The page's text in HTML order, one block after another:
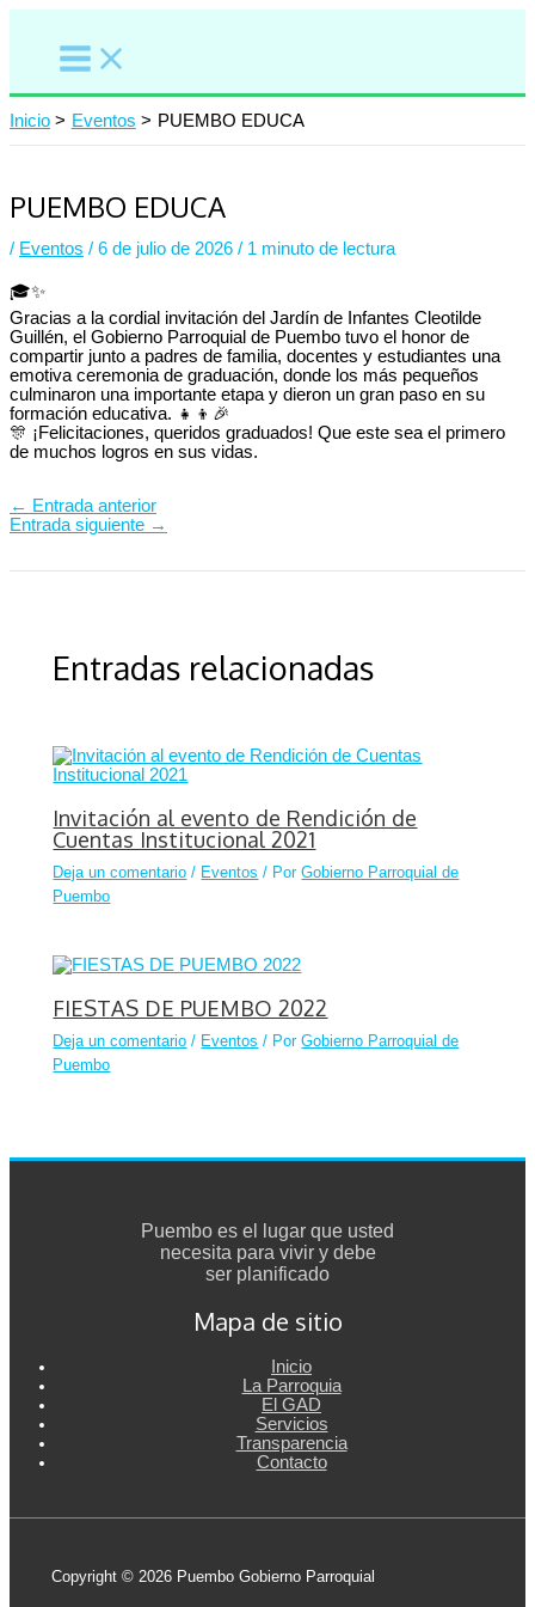
contenido
Inicio Eventos PUEMBO EDUCA
PUEMBO EDUCA
/ Eventos / 6 de julio de 2026 / 1 minuto de lectura
🎓✨
Gracias a la cordial invitación del Jardín de Infantes Cleotilde
Guillén, el Gobierno Parroquial de Puembo tuvo el honor de
compartir junto a padres de familia, docentes y estudiantes una
emotiva ceremonia de graduación, donde los más pequeños
culminaron una importante etapa y dieron un gran paso en su
formación educativa. 👧👦🎉
🎊 ¡Felicitaciones, queridos graduados! Que este sea el primero
de muchos logros en sus vidas.
← Entrada anterior
Entrada siguiente →
Entradas relacionadas
Invitación al evento de Rendición de
Cuentas Institucional 2021
Deja un comentario / Eventos / PorGobierno Parroquial de
Puembo
FIESTAS DE PUEMBO 2022
Deja un comentario / Eventos / PorGobierno Parroquial de
Puembo
Puembo es el lugar que usted
necesita para vivir y debe
ser planificado
Mapa de sitio
Inicio
La Parroquia
El GAD
Servicios
Transparencia
Contacto
Copyright © 2026 Puembo Gobierno Parroquial